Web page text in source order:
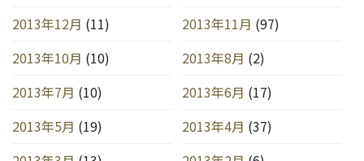
2013年12月 (11) 2013年11月 (97)
2013年10月 (10) 2013年8月 (2)
2013年7月 (10) 2013年6月 (17)
2013年5月 (19) 2013年4月 (37)